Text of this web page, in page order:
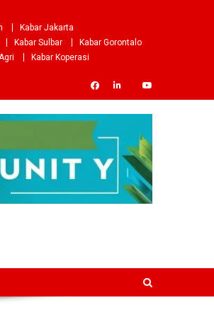
Kabar Jakarta
Kabar Sulbar
Kabar Gorontalo
Kabar Koperasi